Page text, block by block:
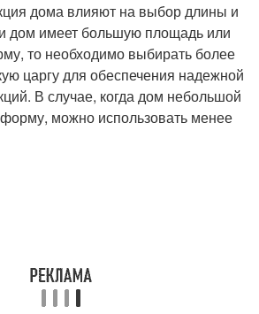
дома влияют на выбор длины и
дом имеет большую площадь или
то необходимо выбирать более
царгу для обеспечения надежной
В случае, когда дом небольшой
можно использовать менее